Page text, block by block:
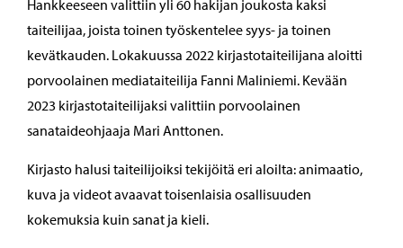
Hankkeeseen valittiin yli 60 hakijan joukosta kaksi
taiteilijaa, joista toinen työskentelee syys- ja toinen
kevätkauden. Lokakuussa 2022 kirjastotaiteilijana aloitti
porvoolainen mediataiteilija Fanni Maliniemi. Kevään
2023 kirjastotaiteilijaksi valittiin porvoolainen
sanataideohjaaja Mari Anttonen.
Kirjasto halusi taiteilijoiksi tekijöitä eri aloilta: animaatio,
kuva ja videot avaavat toisenlaisia osallisuuden
kokemuksia kuin sanat ja kieli.